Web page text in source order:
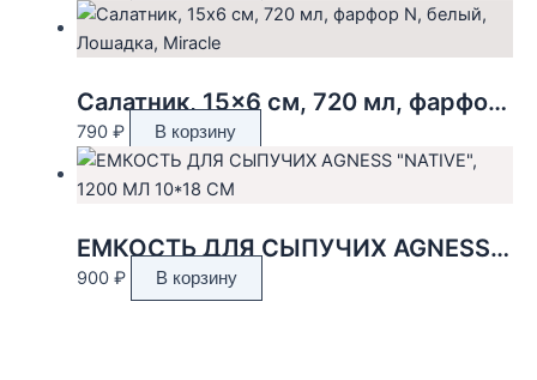
Салатник, 15×6 см, 720 мл, фарфор N, белый, Лошадка, Miracle
790 ₽ В корзину
ЕМКОСТЬ ДЛЯ СЫПУЧИХ AGNESS «NATIVE», 1200 МЛ 10*18 СМ
900 ₽ В корзину